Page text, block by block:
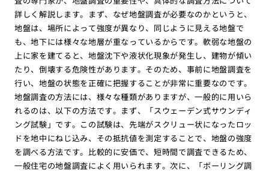
詳しく解説します。まず、なぜ地盤調査が必要なのかというと、
地盤は、場所によって強度が異なり、同じように見える地盤で
も、地下には様々な地層が重なっているからです。軟弱な地盤の
上に家を建てると、地盤沈下や液状化現象が発生し、建物が傾い
たり、倒壊する危険性があります。そのため、事前に地盤調査を
行い、地盤の状態を正確に把握することが非常に重要なのです。
地盤調査の方法には、様々な種類がありますが、一般的に用いら
れるのは、以下の方法です。まず、「スウェーデン式サウンディ
ング試験」です。この試験は、先端がスクリュー状になったロッ
ドを地中にねじ込み、その抵抗値を測定することで、地盤の強度
を調べる方法です。比較的に安価で、短時間で調査できるため、
一般住宅の地盤調査によく用いられます。次に、「ボーリング調